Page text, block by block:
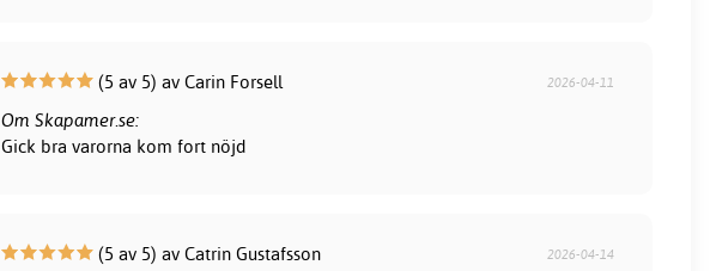
(5 av 5) av Carin Forsell 2026-04-11
Om Skapamer.se:
Gick bra varorna kom fort nöjd
(5 av 5) av Catrin Gustafsson 2026-04-14